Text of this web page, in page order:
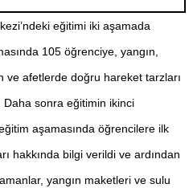
eğitimi iki aşamada
105 öğrenciye, yangın,
ve afetlerde doğru hareket tarzları
Daha sonra eğitimin ikinci
aşamasında öğrencilere ilk
hakkında bilgi verildi ve ardından
yangın maketleri ve sulu